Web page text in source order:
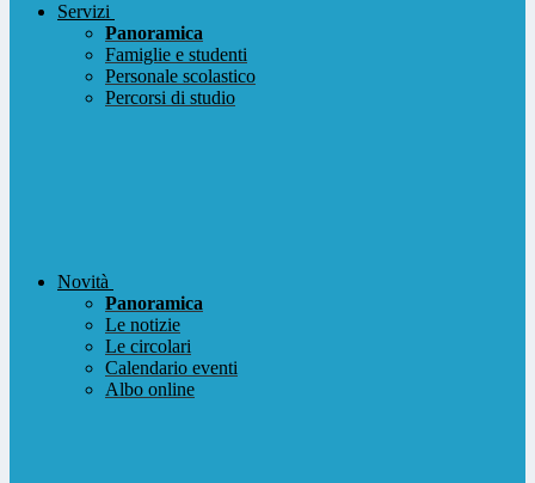
Servizi
Panoramica
Famiglie e studenti
Personale scolastico
Percorsi di studio
Novità
Panoramica
Le notizie
Le circolari
Calendario eventi
Albo online